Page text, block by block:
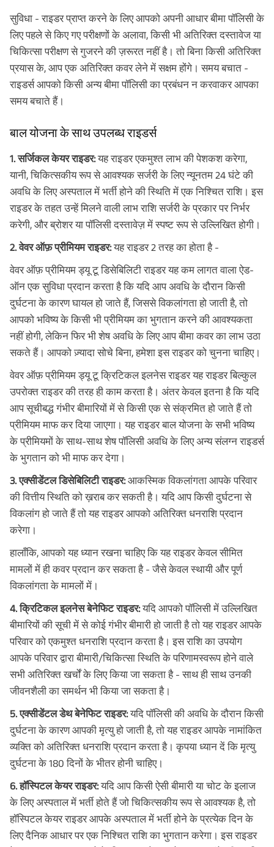
सुविधा - राइडर प्राप्त करने के लिए आपको अपनी आधार बीमा पॉलिसी के
लिए पहले से किए गए परीक्षणों के अलावा, किसी भी अतिरिक्त दस्तावेज या
चिकित्सा परीक्षण से गुजरने की ज़रूरत नहीं है। तो बिना किसी अतिरिक्त
प्रयास के, आप एक अतिरिक्त कवर लेने में सक्षम होंगे। समय बचात -
राइडर्स आपको किसी अन्य बीमा पॉलिसी का प्रबंधन न करवाकर आपका
समय बचाते हैं।
बाल योजना के साथ उपलब्ध राइडर्स
1. सर्जिकल केयर राइडर:यह राइडर एकमुश्त लाभ की पेशकश करेगा,
यानी, चिकित्सकीय रूप से आवश्यक सर्जरी के लिए न्यूनतम 24 घंटे की
अवधि के लिए अस्पताल में भर्ती होने की स्थिति में एक निश्चित राशि। इस
राइडर के तहत उन्हें मिलने वाली लाभ राशि सर्जरी के प्रकार पर निर्भर
करेगी, और ब्रोशर या पॉलिसी दस्तावेज़ में स्पष्ट रूप से उल्लिखित होगी।
2. वेवर ऑफ़ प्रीमियम राइडर:यह राइडर 2 तरह का होता है -
वेवर ऑफ़ प्रीमियम ड्यू टू डिसेबिलिटी राइडर यह कम लागत वाला ऐड-
ऑन एक सुविधा प्रदान करता है कि यदि आप अवधि के दौरान किसी
दुर्घटना के कारण घायल हो जाते हैं, जिससे विकलांगता हो जाती है, तो
आपको भविष्य के किसी भी प्रीमियम का भुगतान करने की आवश्यकता
नहीं होगी, लेकिन फिर भी शेष अवधि के लिए आप बीमा कवर का लाभ उठा
सकते हैं। आपको ज़्यादा सोचे बिना, हमेशा इस राइडर को चुनना चाहिए।
वेवर ऑफ़ प्रीमियम ड्यू टू क्रिटिकल इलनेस राइडर यह राइडर बिल्कुल
उपरोक्त राइडर की तरह ही काम करता है। अंतर केवल इतना है कि यदि
आप सूचीबद्ध गंभीर बीमारियों में से किसी एक से संक्रमित हो जाते हैं तो
प्रीमियम माफ कर दिया जाएगा। यह राइडर बाल योजना के सभी भविष्य
के प्रीमियमों के साथ-साथ शेष पॉलिसी अवधि के लिए अन्य संलग्न राइडर्स
के भुगतान को भी माफ कर देगा।
3. एक्सीडेंटल डिसेबिलिटी राइडर:आकस्मिक विकलांगता आपके परिवार
की वित्तीय स्थिति को ख़राब कर सकती है। यदि आप किसी दुर्घटना से
विकलांग हो जाते हैं तो यह राइडर आपको अतिरिक्त धनराशि प्रदान
करेगा।
हालाँकि, आपको यह ध्यान रखना चाहिए कि यह राइडर केवल सीमित
मामलों में ही कवर प्रदान कर सकता है - जैसे केवल स्थायी और पूर्ण
विकलांगता के मामलों में।
4. क्रिटिकल इलनेस बेनेफिट राइडर:यदि आपको पॉलिसी में उल्लिखित
बीमारियों की सूची में से कोई गंभीर बीमारी हो जाती है तो यह राइडर आपके
परिवार को एकमुश्त धनराशि प्रदान करता है। इस राशि का उपयोग
आपके परिवार द्वारा बीमारी/चिकित्सा स्थिति के परिणामस्वरूप होने वाले
सभी अतिरिक्त खर्चों के लिए किया जा सकता है - साथ ही साथ उनकी
जीवनशैली का समर्थन भी किया जा सकता है।
5. एक्सीडेंटल डेथ बेनेफिट राइडर:यदि पॉलिसी की अवधि के दौरान किसी
दुर्घटना के कारण आपकी मृत्यु हो जाती है, तो यह राइडर आपके नामांकित
व्यक्ति को अतिरिक्त धनराशि प्रदान करता है। कृपया ध्यान दें कि मृत्यु
दुर्घटना के 180 दिनों के भीतर होनी चाहिए।
6. हॉस्पिटल केयर राइडर:यदि आप किसी ऐसी बीमारी या चोट के इलाज
के लिए अस्पताल में भर्ती होते हैं जो चिकित्सकीय रूप से आवश्यक है, तो
हॉस्पिटल केयर राइडर आपके अस्पताल में भर्ती होने के प्रत्येक दिन के
लिए दैनिक आधार पर एक निश्चित राशि का भुगतान करेगा। इस राइडर